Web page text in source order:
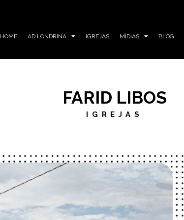
HOME AD LONDRINA IGREJAS MÍDIAS BLOG
FARID LIBOS
IGREJAS